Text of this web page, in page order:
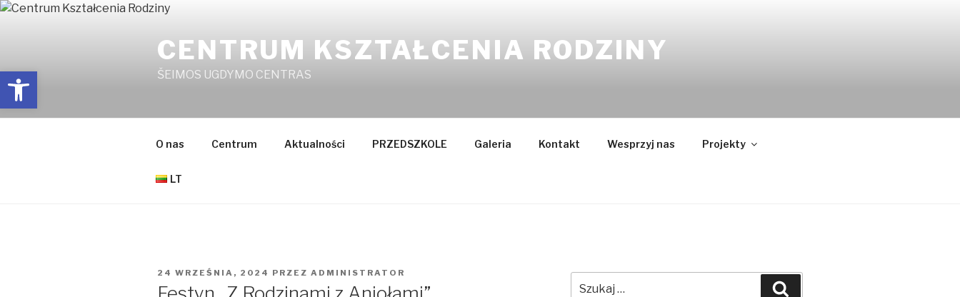
Przejdź
CENTRUM KSZTAŁCENIA RODZINY
ŠEIMOS UGDYMO CENTRAS
O nas Centrum Aktualności PRZEDSZKOLE Galeria Kontakt Wesprzyj nas Projekty
LT
OPUBLIKOWANE
W
24 WRZEŚNIA, 2024 PRZEZ ADMINISTRATOR
Open toolbar